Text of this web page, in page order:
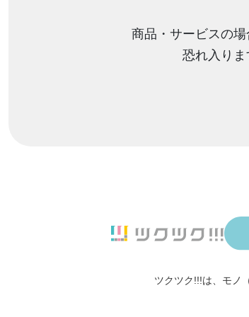
商品・サービスの
恐れ入り
ツクツク!!!は、 モノ